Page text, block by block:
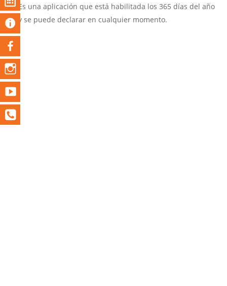
Es una aplicación que está habilitada los 365 días del año
y se puede declarar en cualquier momento.